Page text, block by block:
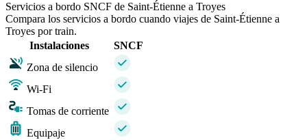
Servicios a bordo SNCF de Saint-Étienne a Troyes
Compara los servicios a bordo cuando viajes de Saint-Étienne a
Troyes por train.
Instalaciones
SNCF
Zona de silencio
Wi-Fi
Tomas de corriente
Equipaje